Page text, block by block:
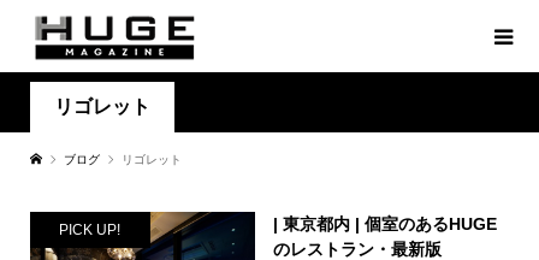
リゴレット
ブログ リゴレット
PICK UP!
| 東京都内 | 個室のあるHUGE
のレストラン・最新版